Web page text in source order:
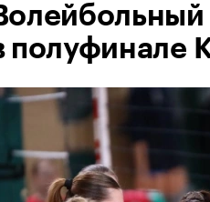
полуфинале